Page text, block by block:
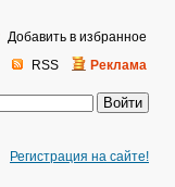
Регистрация на сайте!
RSS Реклама
Добавить в избранное